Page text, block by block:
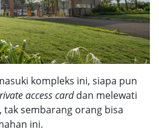
kompleks ini, siapa pun
access carddan melewati
tak sembarang orang bisa
ini.